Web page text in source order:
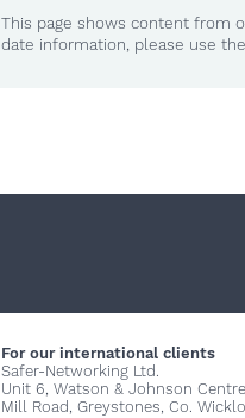
This page shows content from
date information, please use
For our international clients
Safer-Networking Ltd.
Unit 6, Watson & Johnson Centre
Mill Road, Greystones, Co.